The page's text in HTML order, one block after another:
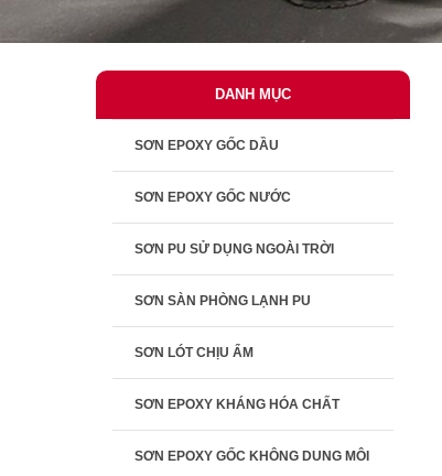
DANH MỤC
SƠN EPOXY GỐC DẦU
SƠN EPOXY GỐC NƯỚC
SƠN PU SỬ DỤNG NGOÀI TRỜI
SƠN SÀN PHÒNG LẠNH PU
SƠN LÓT CHỊU ẨM
SƠN EPOXY KHÁNG HÓA CHẤT
SƠN EPOXY GỐC KHÔNG DUNG MÔI